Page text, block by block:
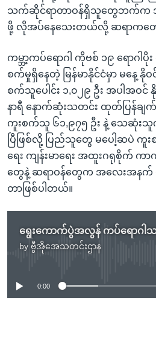
သက်ဆိုင်ရာတာဝန်ရှိသူတွေဘက်က
ဖို့ လိုအပ်နေသေးတယ်လို့ ဆရာကတေ
ကမ္ဘာ့ကပ်ရောဂါ ကိုဗစ် ၁၉ ရောဂါ
စက်မှုရှိနေတဲ့ မြန်မာနိုင်ငံမှာ မနေ့
စက်သူပေါင်း ၁,၀၂၉ ဦး အပါအဝ
နာရီ နောက်ဆုံးသတင်း ထုတ်ပြန်ချ
ကူးစက်သူ ၆၁,၉၇၅ ဦး နဲ့ သေဆုံးသူ
ပြီဖြစ်လို့ ပြည်သူတွေ မပေါ့ဆပဲ ကူး
ရေး ကျန်းမာရေး အထူးဂရုစိုက် က
တွေနဲ့ ဆရာဝန်တွေက အလေးအနက်
တာဖြစ်ပါတယ်။
by ဗွီအိုအေသတင်းဌာန
No media source
0:00